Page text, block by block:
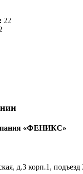
22
«ФЕНИКС»
д.3 корп.1, подъезд